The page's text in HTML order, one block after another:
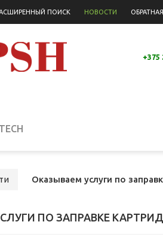
ПОИСК НОВОСТИ
+375
Оказываем услуги по
ПО ЗАПРАВКЕ